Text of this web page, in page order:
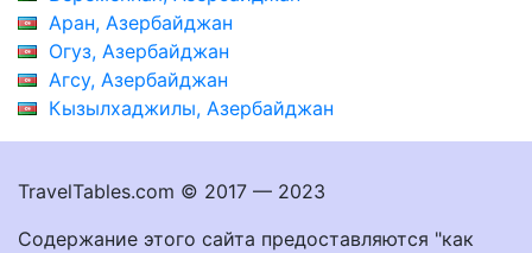
Аран, Азербайджан
Огуз, Азербайджан
Агсу, Азербайджан
Кызылхаджилы, Азербайджан
TravelTables.com © 2017 — 2023
Содержание этого сайта предоставляются "как